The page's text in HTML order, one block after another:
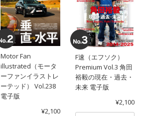
Motor Fan
illustrated（モータ
ーファンイラストレ
ーテッド） Vol.238
電子版
¥2,100
F速（エフソク）
Premium Vol.3 角田
裕毅の現在・過去・
未来 電子版
¥2,100